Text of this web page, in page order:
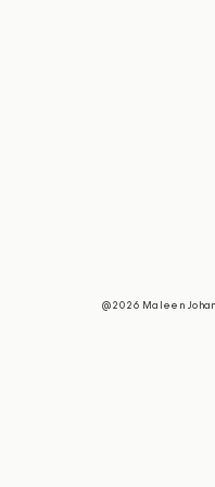
@2026 Maleen